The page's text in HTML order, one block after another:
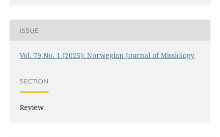
ISSUE
Vol. 79 No. 1 (2025): Norwegian Journal of Missiology
SECTION
Review